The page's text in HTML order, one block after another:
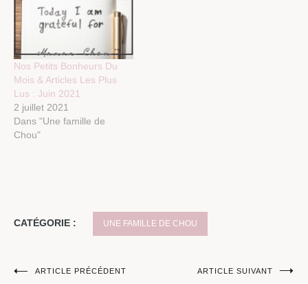
Nos Petits Bonheurs Du
Mois & Articles Les Plus
Lus : Juin 2021
2 juillet 2021
Dans "Une famille de
Chou"
CATÉGORIE : UNE FAMILLE DE CHOU
ARTICLE PRÉCÉDENT ARTICLE SUIVANT